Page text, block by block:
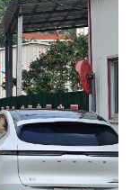
提前一